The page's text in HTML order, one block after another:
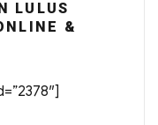
LULUS
&